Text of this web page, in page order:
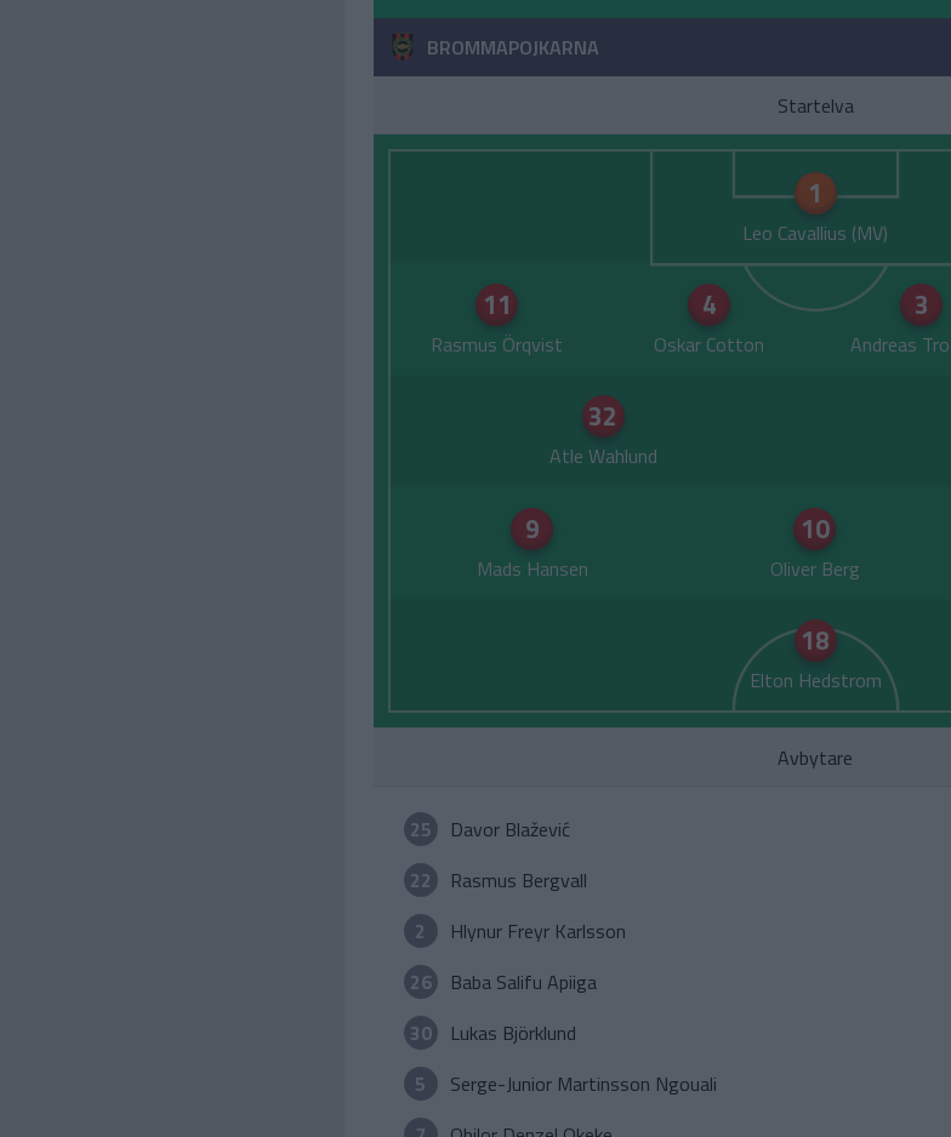
BROMMAPOJKARNA
Startelva
1
Leo Cavallius
11
Rasmus Örqvist
4
Oskar Cotton
3
Andreas
32
Atle Wahlund
9
Mads Hansen
10
Oliver Berg
18
Elton Hedstrom
Avbytare
25 Davor Blažević
22
Rasmus Bergvall
2
Hlynur Freyr Karlsson
26
Baba Salifu Apiiga
30
Lukas Björklund
5
Serge-Junior Martinsson Ngouali